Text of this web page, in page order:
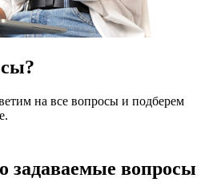
на все вопросы и подберем
задаваемые вопросы